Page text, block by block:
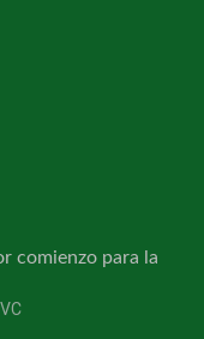
comienzo para la